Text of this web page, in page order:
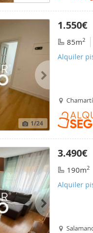
1/24
1.550€
85m2
Alquiler
3.490€
190m2
Alquiler